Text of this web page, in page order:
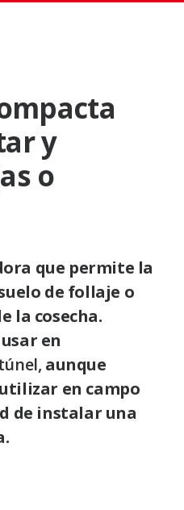
y
o
que permite la
de follaje o
la cosecha.
en
aunque
en campo
de instalar una